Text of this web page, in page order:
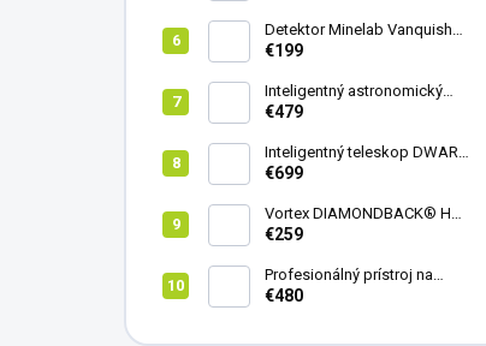
Detektor Minelab Vanquish
340
€199
Inteligentný astronomický
teleskop DwarfLab Dwarf
€479
Inteligentný teleskop DWARF
III + originálny statív DWARF 3
€699
Vortex DIAMONDBACK® HD
8X42
€259
Profesionálný prístroj na
vedenie vŕtania Laserliner
€480